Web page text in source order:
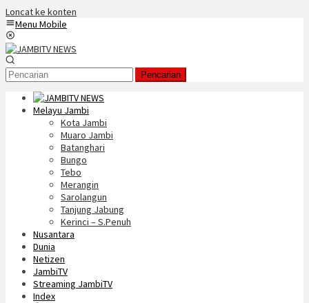
Loncat ke konten
Menu Mobile
Pencarian
Melayu Jambi
Kota Jambi
Muaro Jambi
Batanghari
Bungo
Tebo
Merangin
Sarolangun
Tanjung Jabung
Kerinci – S.Penuh
Nusantara
Dunia
Netizen
JambiTV
Streaming JambiTV
Index